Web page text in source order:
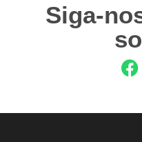
Siga-